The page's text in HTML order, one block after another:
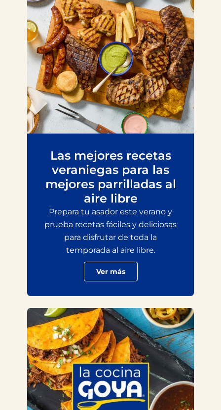
Las mejores recetas
veraniegas para las
mejores parrilladas al
aire libre
Prepara tu asador este verano y
prueba recetas fáciles y deliciosas
para disfrutar de toda la
temporada al aire libre.
Ver más